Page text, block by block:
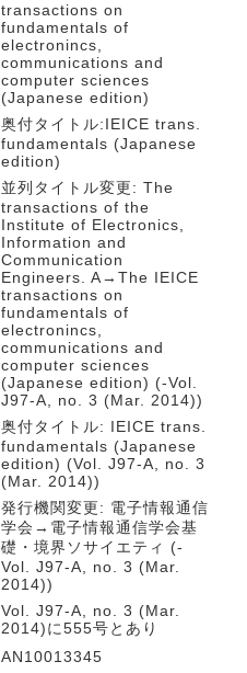
transactions on
fundamentals of
electronincs,
communications and
computer sciences
(Japanese edition)
奥付タイトル:IEICE trans.
fundamentals (Japanese
edition)
並列タイトル変更: The
transactions of the
Institute of Electronics,
Information and
Communication
Engineers. A→The IEICE
transactions on
fundamentals of
electronincs,
communications and
computer sciences
(Japanese edition) (-Vol.
J97-A, no. 3 (Mar. 2014))
奥付タイトル: IEICE trans.
fundamentals (Japanese
edition) (Vol. J97-A, no. 3
(Mar. 2014))
発行機関変更: 電子情報通信
学会→電子情報通信学会基
礎・境界ソサイエティ (-
Vol. J97-A, no. 3 (Mar.
2014))
Vol. J97-A, no. 3 (Mar.
2014)に555号とあり
AN10013345